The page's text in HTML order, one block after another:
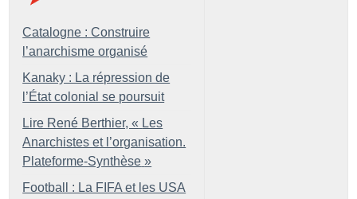
Catalogne : Construire
l’anarchisme organisé
Kanaky : La répression de
l’État colonial se poursuit
Lire René Berthier, « Les
Anarchistes et l’organisation.
Plateforme-Synthèse »
Football : La FIFA et les USA